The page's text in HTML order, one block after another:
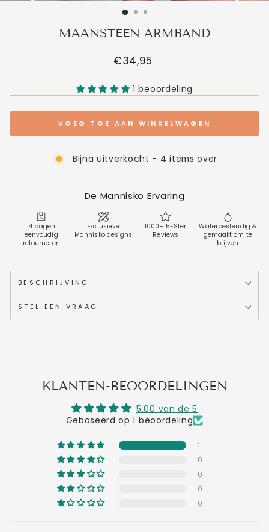
MAANSTEEN ARMBAND
Normale
€34,95
1 beoordeling
VOEG TOE AAN WINKELWAGEN
Bijna uitverkocht - 4 items over
De Mannisko Ervaring
14 dagen
eenvoudig
retourneren
Exclusieve
Mannisko designs
1000+ 5-Ster
Reviews
Waterbestendig &
gemaakt om te
blijven
BESCHRIJVING
STEL EEN VRAAG
KLANTEN-BEOORDELINGEN
5.00 van de 5
Gebaseerd op 1 beoordeling
1
0
0
0
0